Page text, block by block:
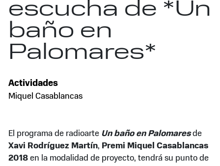
escucha de *Un
baño en
Palomares*
Actividades
Miquel Casablancas
El programa de radioarte Un baño en Palomaresde
Xavi Rodríguez Martín, Premi Miquel Casablancas
2018 en la modalidad de proyecto, tendrá su punto de